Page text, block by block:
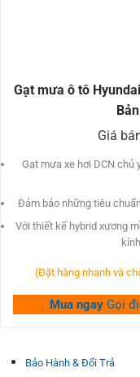
Cấu tạo 3 lớp phối
và lưỡi gạt bởi phù
Được chu chỉnh với
gặp gỡ sự gắng
Công nghệ lưỡi gạt
không khiến tiếng ồn
Độ bền cao, chiến
Hệ thống Đầu nối Đa
lớn các dạng hình
Kích thước tự
THÔNG SỐ GẠT
2020-2022
Gạt mưa ô tô
Giá
Gạt mưa xe hơi DCN chủ
Đảm bảo những tiêu
Với thiết kế hybrid xương
(Đặt hàng nhanh và
Mua ngay Gọi
Bảo Hành & Đổi Trả